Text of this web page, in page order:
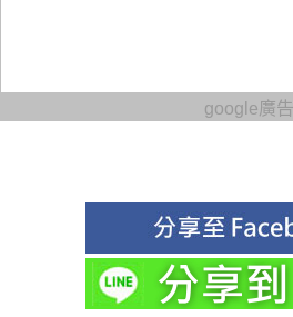
google廣告